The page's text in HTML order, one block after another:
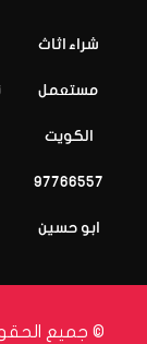
شراء اثاث
مستعمل
الكويت
97766557
ابو حسين
© جميع